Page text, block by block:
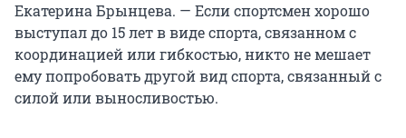
Екатерина Брынцева. — Если спортсмен хорошо
выступал до 15 лет в виде спорта, связанном с
координацией или гибкостью, никто не мешает
ему попробовать другой вид спорта, связанный с
силой или выносливостью.